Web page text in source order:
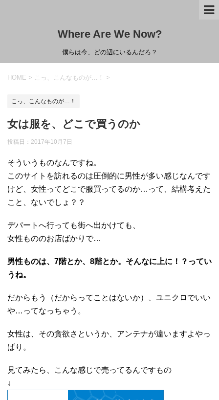
Where Are We Now?
僕らは今、どの辺にいるんだろ？
HOME > こっ、こんなものが…！ >
こっ、こんなものが…！
女は服を、どこで買うのか
投稿日： 2017年10月7日
そういうものなんですね。
このサイトを訪れるのは圧倒的に男性が多い感じなんです
けど、女性ってどこで服買ってるのか…って、結構考えた
こと、ないでしょ？？
デパートへ行っても街へ出かけても、
女性もののお店ばかりで…
男性ものは、7階とか、8階とか。そんなに上に！？ってい
うね。
だからもう（だからってことはないか）、ユニクロでいい
や…ってなっちゃう。
女性は、その貪欲さというか、アンテナが違いますよやっ
ぱり。
見てみたら、こんな感じで売ってるんですもの
↓